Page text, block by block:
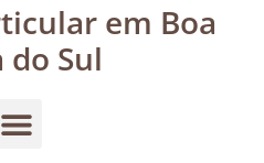
em Boa
do Sul